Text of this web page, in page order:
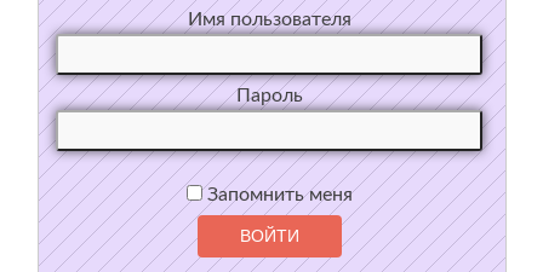
Имя пользователя
Пароль
Запомнить меня